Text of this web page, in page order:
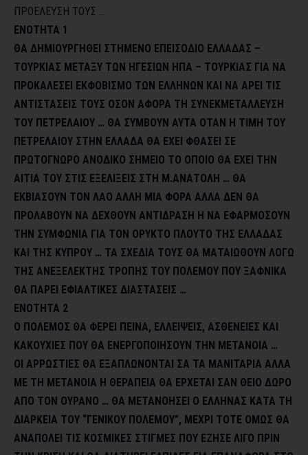
ΠΡΟΕΛΕΥΣΗ ΤΟΥΣ …
ΕΝΟΤΗΤΑ 1
ΘΑ ΔΗΜΙΟΥΡΓΗΘΕΙ ΣΤΗΜΕΝΟ ΕΠΕΙΣΟΔΙΟ ΕΛΛΑΔΑΣ –
ΤΟΥΡΚΙΑΣ ΜΕΤΑΞΥ ΤΩΝ ΗΓΕΣΙΩΝ ΗΠΑ – ΤΟΥΡΚΙΑΣ ΓΙΑ ΝΑ
ΠΡΟΚΑΛΕΣΕΙ ΕΚΦΟΒΙΣΜΟ ΤΩΝ ΕΛΛΗΝΩΝ ΚΑΙ ΝΑ ΑΡΕΙ ΤΙΣ
ΑΝΤΙΣΤΑΣΕΙΣ ΤΟΥΣ ΟΣΟΝ ΑΦΟΡΑ ΤΗ ΣΥΝΕΚΜΕΤΑΛΛΕΥΣΗ
ΤΟΥ ΠΕΤΡΕΛΑΙΟΥ … ΘΑ ΣΥΜΒΟΥΝ ΑΥΤΑ ΟΤΑΝ Η ΤΙΜΗ ΤΟΥ
ΠΕΤΡΕΛΑΙΟΥ ΣΤΗΝ ΕΛΛΑΔΑ ΘΑ ΕΧΕΙ ΦΘΑΣΕΙ ΣΕ
ΠΡΩΤΟΓΝΩΡΟ ΑΝΟΔΙΚΟ ΣΗΜΕΙΟ ΤΟ ΟΠΟΙΟ ΘΑ ΕΧΕΙ ΤΗΝ
ΑΙΤΙΑ ΤΟΥ ΣΤΙΣ ΕΞΕΛΙΞΕΙΣ ΣΤΗ Μ.ΑΝΑΤΟΛΗ … ΘΑ
ΕΚΒΙΑΣΟΥΝ ΤΟΝ ΛΑΟ ΑΛΛΗ ΜΙΑ ΦΟΡΑ ΑΛΛΑ ΔΕΝ ΘΑ
ΠΡΟΛΑΒΟΥΝ ΝΑ ΔΕΧΘΟΥΝ ΑΝΤΙΔΡΑΣΗ Η ΝΑ ΕΦΑΡΜΟΣΟΥΝ
ΤΗΝ ΣΥΜΦΩΝΙΑ ΓΙΑ ΤΟΝ ΟΡΥΚΤΟ ΠΛΟΥΤΟ ΤΗΣ ΕΛΛΑΔΑΣ
ΚΑΙ ΤΗΣ ΚΥΠΡΟΥ … ΤΑ ΣΧΕΔΙΑ ΤΟΥΣ ΘΑ ΜΑΤΑΙΩΘΟΥΝ ΛΟΓΩ
ΤΗΣ ΑΝΕΞΕΛΕΚΤΗΣ ΤΡΟΠΗΣ ΤΟΥ ΠΟΛΕΜΟΥ ΠΟΥ ΞΑΦΝΙΚΑ
ΘΑ ΠΑΡΕΙ ΕΦΙΑΛΤΙΚΕΣ ΔΙΑΣΤΑΣΕΙΣ …
ΕΝΟΤΗΤΑ 2
Ο ΠΟΛΕΜΟΣ ΘΑ ΦΕΡΕΙ ΠΕΙΝΑ, ΕΛΛΕΙΨΕΙΣ, ΑΣΘΕΝΕΙΕΣ ΚΑΙ
ΚΑΚΟΥΧΙΕΣ ΠΟΥ ΘΑ ΕΝΕΡΓΟΠΟΙΗΣΟΥΝ ΤΗΝ ΜΕΤΑΝΟΙΑ …
ΟΙ ΑΡΡΩΣΤΙΕΣ ΘΑ ΕΞΑΠΛΩΝΟΝΤΑΙ ΣΑ ΤΑ ΜΑΝΙΤΑΡΙΑ ΑΛΛΑ
ΜΕ ΤΗ ΜΕΤΑΝΟΙΑ Η ΘΕΡΑΠΕΙΑ ΘΑ ΕΡΧΕΤΑΙ ΣΑΝ ΘΕΙΟ ΔΩΡΟ
ΑΠΟ ΤΟΝ ΟΥΡΑΝΟ … ΘΑ ΜΕΤΑΝΟΗΣΕΙ Ο ΕΛΛΗΝΑΣ ΚΑΤΑ ΤΗ
ΔΙΑΡΚΕΙΑ ΤΟΥ “ΓΕΝΙΚΟΥ ΠΟΛΕΜΟΥ”, ΜΕΧΡΙ ΤΟΤΕ ΟΜΩΣ ΘΑ
ΑΝΑΠΟΛΕΙ ΤΙΣ ΚΟΣΜΙΚΕΣ ΣΤΙΓΜΕΣ ΠΟΥ ΕΖΗΣΕ ΛΙΓΟ ΠΡΙΝ